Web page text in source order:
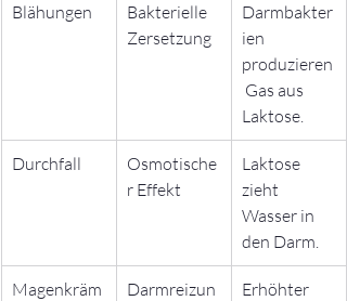
Blähungen
Bakterielle
Zersetzung
Darmbakter
ien
produzieren
Gas aus
Laktose.
Durchfall
Osmotische
r Effekt
Laktose
zieht
Wasser in
den Darm.
Magenkräm
Darmreizun
Erhöhter